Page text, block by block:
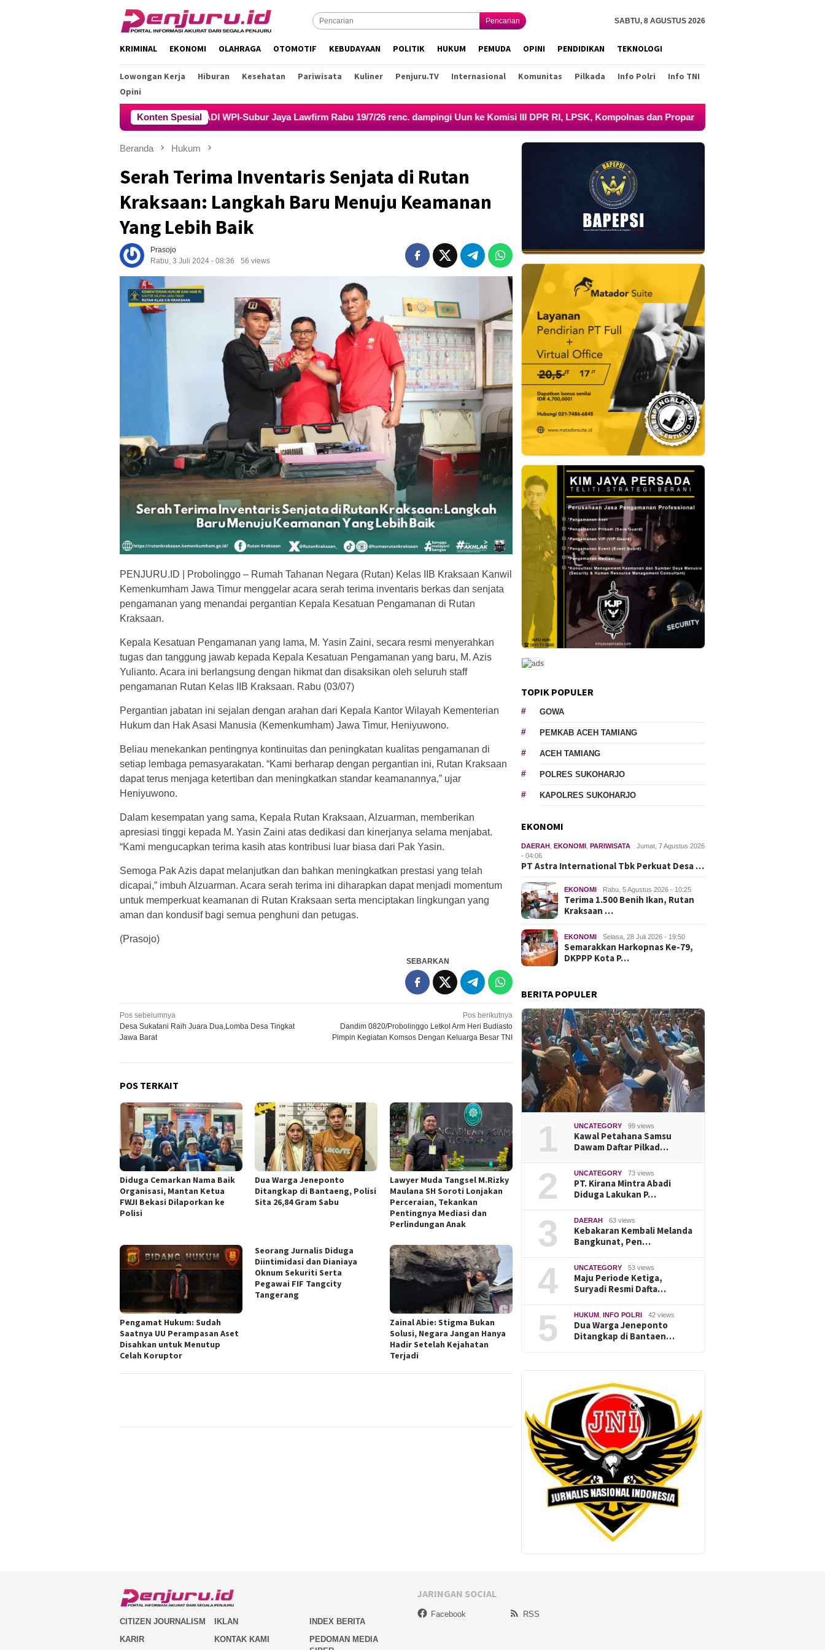
Pencarian SABTU, 8 AGUSTUS 2026
KRIMINAL EKONOMI OLAHRAGA OTOMOTIF KEBUDAYAAN POLITIK HUKUM PEMUDA OPINI PENDIDIKAN TEKNOLOGI
Lowongan Kerja Hiburan Kesehatan Pariwisata Kuliner Penjuru.TV Internasional Komunitas Pilkada Info Polri
Info TNI
Opini
Konten Spesial
FERADI WPI-Subur Jaya Lawfirm Rabu 19/7/26 renc. dampingi Uun ke Komisi III DPR RI, LPSK, Kompolnas dan Propam Mabes Polri
Beranda Hukum
Serah Terima Inventaris Senjata di Rutan
Kraksaan: Langkah Baru Menuju Keamanan
Yang Lebih Baik
Prasojo
Rabu, 3 Juli 2024 - 08:36
56 views
PENJURU.ID | Probolinggo – Rumah Tahanan Negara (Rutan) Kelas IIB Kraksaan Kanwil
Kemenkumham Jawa Timur menggelar acara serah terima inventaris berkas dan senjata
pengamanan yang menandai pergantian Kepala Kesatuan Pengamanan di Rutan
Kraksaan.
Kepala Kesatuan Pengamanan yang lama, M. Yasin Zaini, secara resmi menyerahkan
tugas dan tanggung jawab kepada Kepala Kesatuan Pengamanan yang baru, M. Azis
Yulianto. Acara ini berlangsung dengan hikmat dan disaksikan oleh seluruh staff
pengamanan Rutan Kelas IIB Kraksaan. Rabu (03/07)
Pergantian jabatan ini sejalan dengan arahan dari Kepala Kantor Wilayah Kementerian
Hukum dan Hak Asasi Manusia (Kemenkumham) Jawa Timur, Heniyuwono.
Beliau menekankan pentingnya kontinuitas dan peningkatan kualitas pengamanan di
setiap lembaga pemasyarakatan. “Kami berharap dengan pergantian ini, Rutan Kraksaan
dapat terus menjaga ketertiban dan meningkatkan standar keamanannya,” ujar
Heniyuwono.
Dalam kesempatan yang sama, Kepala Rutan Kraksaan, Alzuarman, memberikan
apresiasi tinggi kepada M. Yasin Zaini atas dedikasi dan kinerjanya selama menjabat.
“Kami mengucapkan terima kasih atas kontribusi luar biasa dari Pak Yasin.
Semoga Pak Azis dapat melanjutkan dan bahkan meningkatkan prestasi yang telah
dicapai,” imbuh Alzuarman. Acara serah terima ini diharapkan dapat menjadi momentum
untuk memperkuat keamanan di Rutan Kraksaan serta menciptakan lingkungan yang
aman dan kondusif bagi semua penghuni dan petugas.
(Prasojo)
SEBARKAN
Navigasi
pos
Pos sebelumnya
Desa Sukatani Raih Juara Dua,Lomba Desa Tingkat
Jawa Barat
Pos berikutnya
Dandim 0820/Probolinggo Letkol Arm Heri Budiasto
Pimpin Kegiatan Komsos Dengan Keluarga Besar TNI
POS TERKAIT
Diduga Cemarkan Nama Baik
Organisasi, Mantan Ketua
FWJI Bekasi Dilaporkan ke
Polisi
Dua Warga Jeneponto
Ditangkap di Bantaeng, Polisi
Sita 26,84 Gram Sabu
Lawyer Muda Tangsel M.Rizky
Maulana SH Soroti Lonjakan
Perceraian, Tekankan
Pentingnya Mediasi dan
Perlindungan Anak
Pengamat Hukum: Sudah
Saatnya UU Perampasan Aset
Disahkan untuk Menutup
Celah Koruptor
Seorang Jurnalis Diduga
Diintimidasi dan Dianiaya
Oknum Sekuriti Serta
Pegawai FIF Tangcity
Tangerang
Zainal Abie: Stigma Bukan
Solusi, Negara Jangan Hanya
Hadir Setelah Kejahatan
Terjadi
TOPIK POPULER
GOWA
PEMKAB ACEH TAMIANG
ACEH TAMIANG
POLRES SUKOHARJO
KAPOLRES SUKOHARJO
EKONOMI
DAERAH ,EKONOMI ,PARIWISATA
Jumat, 7 Agustus 2026
- 04:06
PT Astra International Tbk Perkuat Desa …
EKONOMI Rabu, 5 Agustus 2026 - 10:25
Terima 1.500 Benih Ikan, Rutan
Kraksaan …
EKONOMI Selasa, 28 Juli 2026 - 19:50
Semarakkan Harkopnas Ke-79,
DKPPP Kota P…
BERITA POPULER
1 UNCATEGORY 99 views
Kawal Petahana Samsu
Dawam Daftar Pilkad…
2 UNCATEGORY 73 views
PT. Kirana Mintra Abadi
Diduga Lakukan P…
3 DAERAH 63 views
Kebakaran Kembali Melanda
Bangkunat, Pen…
4 UNCATEGORY 53 views
Maju Periode Ketiga,
Suryadi Resmi Dafta…
5 HUKUM INFO POLRI 42 views
Dua Warga Jeneponto
Ditangkap di Bantaen…
CITIZEN JOURNALISM IKLAN
INDEX BERITA
KARIR
KONTAK KAMI
PEDOMAN MEDIA
JARINGAN SOCIAL
Facebook RSS